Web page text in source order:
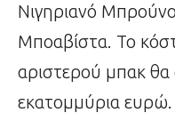
Νιγηριανό
Μποαβίστα. Το
αριστερού μπακ θα
εκατομμύρια ευρώ.